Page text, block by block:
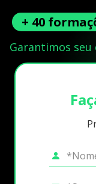
+ 40
Garantimos